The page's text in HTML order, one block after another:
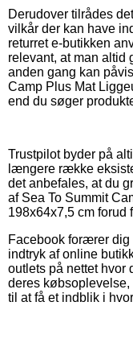
Derudover tilrådes
vilkår der kan have
returret e-butikken
relevant, at man altid
anden gang kan
Camp Plus Mat
end du søger
Trustpilot byder på
længere række
det anbefales, at du
af Sea To Summit
198x64x7,5 cm
Facebook forærer dig
indtryk af online
outlets på nettet hvor
deres
til at få et indblik i